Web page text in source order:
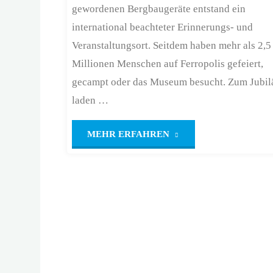
gewordenen Bergbaugeräte entstand ein
international beachteter Erinnerungs- und
Veranstaltungsort. Seitdem haben mehr als 2,5
Millionen Menschen auf Ferropolis gefeiert,
gecampt oder das Museum besucht. Zum
laden …
MEHR ERFAHREN